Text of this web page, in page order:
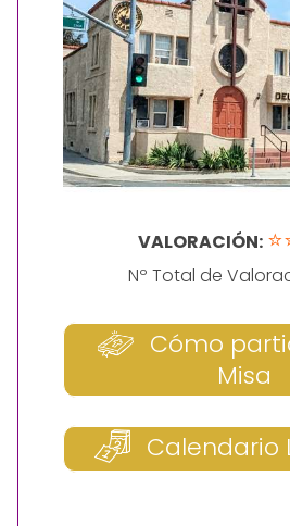
VALORACIÓN:
Nº Total de
Cómo
Misa
Calendario